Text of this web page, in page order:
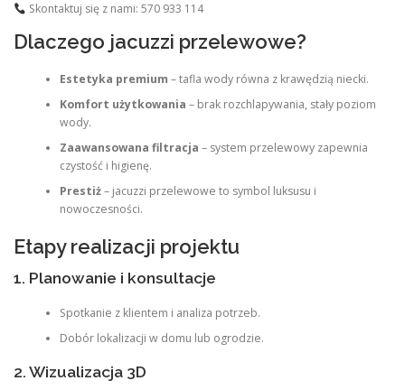
Skontaktuj się z nami: 570 933 114
Dlaczego jacuzzi przelewowe?
Estetyka premium – tafla wody równa z krawędzią niecki.
Komfort użytkowania – brak rozchlapywania, stały poziom
wody.
Zaawansowana filtracja – system przelewowy zapewnia
czystość i higienę.
Prestiż– jacuzzi przelewowe to symbol luksusu i
nowoczesności.
Etapy realizacji projektu
1. Planowanie i konsultacje
Spotkanie z klientem i analiza potrzeb.
Dobór lokalizacji w domu lub ogrodzie.
2. Wizualizacja 3D